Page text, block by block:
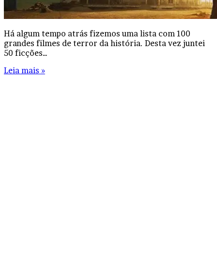
Há algum tempo atrás fizemos uma lista com 100
grandes filmes de terror da história. Desta vez juntei
50 ficções…
Leia mais »